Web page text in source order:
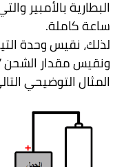
البطارية بالأمبير
ساعة كاملة.
لذلك، نقيس وحدة
ونقيس مقدار الشحن
المثال التوضيحي